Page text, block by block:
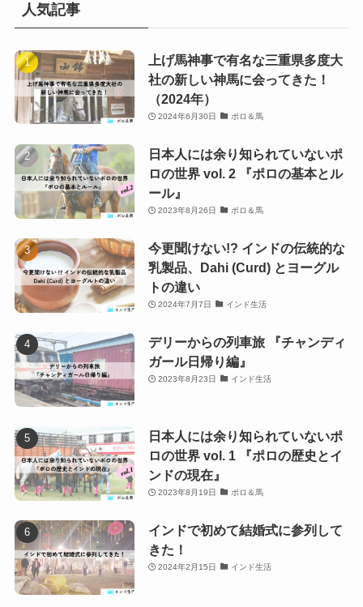
人気記事
上げ馬神事で有名な三重県多度大
社の新しい神馬に会ってきた！
（2024年）
2024年6月30日 ポロ＆馬
日本人には余り知られていないポ
ロの世界 vol. 2 『ポロの基本とル
ール』
2023年8月26日 ポロ＆馬
今更聞けない!? インドの伝統的な
乳製品、Dahi (Curd) とヨーグル
トの違い
2024年7月7日 インド生活
デリーからの列車旅 『チャンディ
ガール日帰り編』
2023年8月23日 インド生活
日本人には余り知られていないポ
ロの世界 vol. 1 『ポロの歴史とイ
ンドの現在』
2023年8月19日 ポロ＆馬
インドで初めて結婚式に参列して
きた！
2024年2月15日 インド生活